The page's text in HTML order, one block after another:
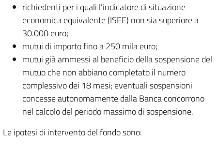
richiedenti per i quali l’indicatore di situazione
economica equivalente (ISEE) non sia superiore a
30.000 euro;
mutui di importo fino a 250 mila euro;
mutui già ammessi al beneficio della sospensione del
mutuo che non abbiano completato il numero
complessivo dei 18 mesi; eventuali sospensioni
concesse autonomamente dalla Banca concorrono
nel calcolo del periodo massimo di sospensione.
Le ipotesi di intervento del fondo sono: